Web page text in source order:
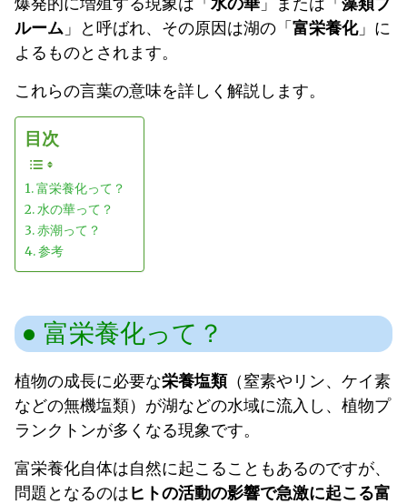
ルーム 」と呼ばれ、その原因は湖の「富栄養化」に
よるものとされます。
これらの言葉の意味を詳しく解説します。
目次
富栄養化って？
水の華って？
赤潮って？
参考
富栄養化って？
植物の成長に必要な栄養塩類（窒素やリン、ケイ素
などの無機塩類）が湖などの水域に流入し、植物プ
ランクトンが多くなる現象です。
富栄養化自体は自然に起こることもあるのですが、
問題となるのはヒトの活動の影響で急激に起こる富